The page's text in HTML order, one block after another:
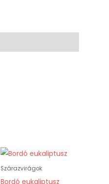
Szárazvirágok
Bordó eukaliptusz